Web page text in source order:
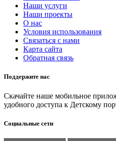
Наши услуги
Наши проекты
О нас
Условия использования
Связаться с нами
Карта сайта
Обратная связь
Поддержите нас
Скачайте наше мобильное
удобного доступа к Детскому
Социальные сети